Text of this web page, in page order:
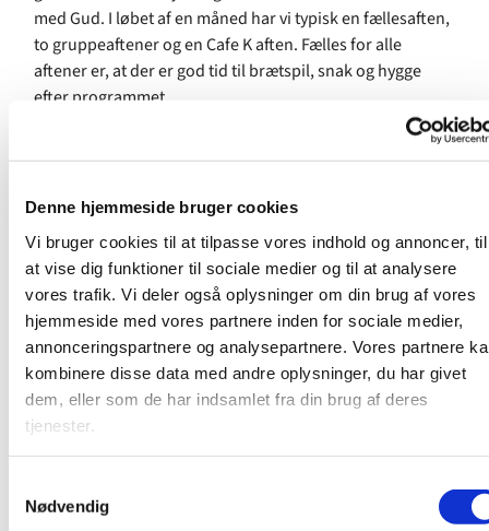
Denne hjemmeside bruger cookies
Vi bruger cookies til at tilpasse vores indhold og annoncer, til
at vise dig funktioner til sociale medier og til at analysere
vores trafik. Vi deler også oplysninger om din brug af vores
hjemmeside med vores partnere inden for sociale medier,
annonceringspartnere og analysepartnere. Vores partnere
kombinere disse data med andre oplysninger, du har givet
dem, eller som de har indsamlet fra din brug af deres
tjenester.
Nødvendig
med Gud. I løbet af en måned har vi typisk en fællesaften,
to gruppeaftener og en Cafe K aften. Fælles for alle
aftener er, at der er god tid til brætspil, snak og hygge
efter programmet.
er programmet meget varieret. Det kan
være filmaften, bageaften, brætspilsaften, gåtur på
programmet bringer os tættere på Gud og tættere på
hinanden.
Vi begynder kl. 19.00 og slutter ca. 21.00.
Kontakt Simon Grønne-Grann på
simon@strandkirken.dk for mere info.